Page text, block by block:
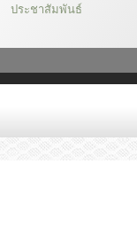
ประชาสัมพันธ์